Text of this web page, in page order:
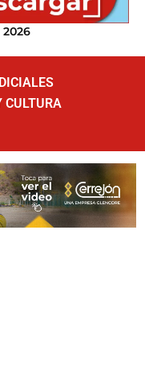
CULTURA